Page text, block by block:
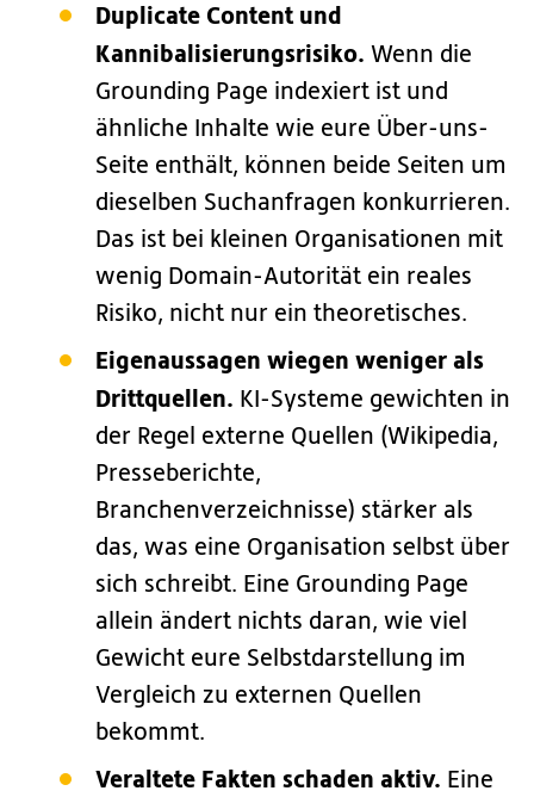
Duplicate Content und
Kannibalisierungsrisiko. Wenn die
Grounding Page indexiert ist und
ähnliche Inhalte wie eure Über-uns-
Seite enthält, können beide Seiten um
dieselben Suchanfragen konkurrieren.
Das ist bei kleinen Organisationen mit
wenig Domain-Autorität ein reales
Risiko, nicht nur ein theoretisches.
Eigenaussagen wiegen weniger als
Drittquellen. KI-Systeme gewichten in
der Regel externe Quellen (Wikipedia,
Presseberichte,
Branchenverzeichnisse) stärker als
das, was eine Organisation selbst über
sich schreibt. Eine Grounding Page
allein ändert nichts daran, wie viel
Gewicht eure Selbstdarstellung im
Vergleich zu externen Quellen
bekommt.
Veraltete Fakten schaden aktiv. Eine